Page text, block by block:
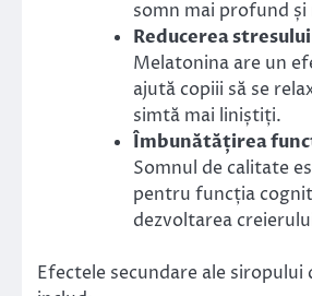
somn mai profund
Reducerea
Melatonina are un
ajută copiii să se
simtă mai liniștiți.
Îmbunătățirea
Somnul de calitate
pentru funcția
dezvoltarea
Efectele secundare ale siropului